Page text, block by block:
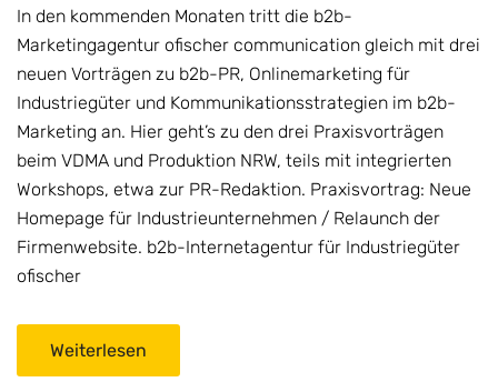
In den kommenden Monaten tritt die b2b-
Marketingagentur ofischer communication gleich mit drei
neuen Vorträgen zu b2b-PR, Onlinemarketing für
Industriegüter und Kommunikationsstrategien im b2b-
Marketing an. Hier geht’s zu den drei Praxisvorträgen
beim VDMA und Produktion NRW, teils mit integrierten
Workshops, etwa zur PR-Redaktion. Praxisvortrag: Neue
Homepage für Industrieunternehmen / Relaunch der
Firmenwebsite. b2b-Internetagentur für Industriegüter
ofischer
Weiterlesen